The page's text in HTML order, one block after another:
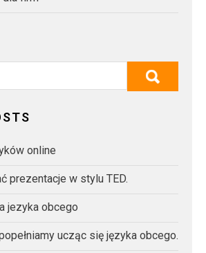
online
prezentacje w stylu TED.
jezyka obcego
ucząc się języka obcego.